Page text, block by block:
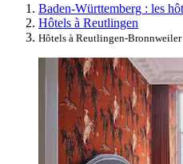
Baden-Württemberg : les
Hôtels à Reutlingen
Hôtels à Reutlingen-Bronnweiler